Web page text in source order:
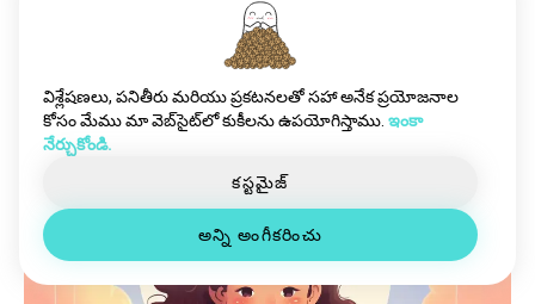
గోప్యాన్ని కుదుర్చడం: అప్రాప్త బాలుని ఆచారాన్ని ఏ
వ్యక్తిత్వాలు అవతరించాయనే?
విశ్లేషణలు, పనితీరు మరియు ప్రకటనలతో సహా అనేక ప్రయోజనాల
కోసం మేము మా వెబ్‌సైట్‌లో కుకీలను ఉపయోగిస్తాము. ఇంకా
నేర్చుకోండి.
కస్టమైజ్
అన్ని అంగీకరించు